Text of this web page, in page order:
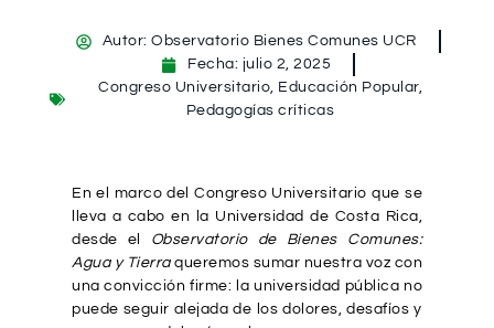
Autor: Observatorio Bienes Comunes UCR
Fecha: julio 2, 2025
Congreso Universitario, Educación Popular,
Pedagogías críticas
En el marco del Congreso Universitario que se
lleva a cabo en la Universidad de Costa Rica,
desde el Observatorio de Bienes Comunes:
Agua y Tierraqueremos sumar nuestra voz con
una convicción firme: la universidad pública no
puede seguir alejada de los dolores, desafíos y